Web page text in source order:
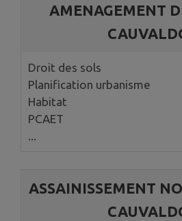
AMENAGEMENT
Droit des sols
Planification urbanisme
Habitat
PCAET
...
ASSAINISSEMENT